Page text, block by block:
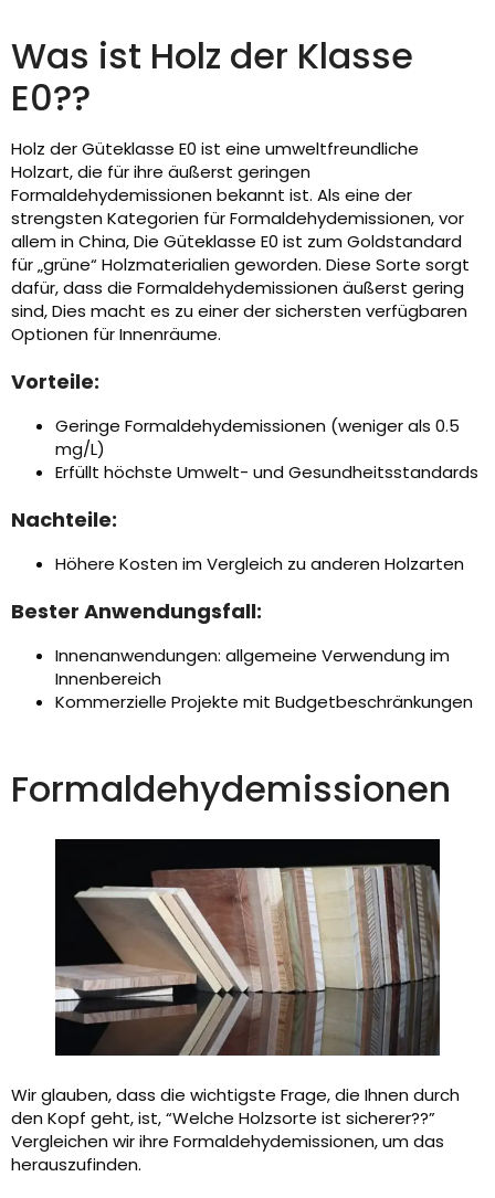
Was ist Holz der Klasse
E0??
Holz der Güteklasse E0 ist eine umweltfreundliche
Holzart, die für ihre äußerst geringen
Formaldehydemissionen bekannt ist. Als eine der
strengsten Kategorien für Formaldehydemissionen, vor
allem in China, Die Güteklasse E0 ist zum Goldstandard
für „grüne“ Holzmaterialien geworden. Diese Sorte sorgt
dafür, dass die Formaldehydemissionen äußerst gering
sind, Dies macht es zu einer der sichersten verfügbaren
Optionen für Innenräume.
Vorteile:
Geringe Formaldehydemissionen (weniger als 0.5
mg/L)
Erfüllt höchste Umwelt- und Gesundheitsstandards
Nachteile:
Höhere Kosten im Vergleich zu anderen Holzarten
Bester Anwendungsfall:
Innenanwendungen: allgemeine Verwendung im
Innenbereich
Kommerzielle Projekte mit Budgetbeschränkungen
Formaldehydemissionen
Wir glauben, dass die wichtigste Frage, die Ihnen durch
den Kopf geht, ist, “Welche Holzsorte ist sicherer??”
Vergleichen wir ihre Formaldehydemissionen, um das
herauszufinden.